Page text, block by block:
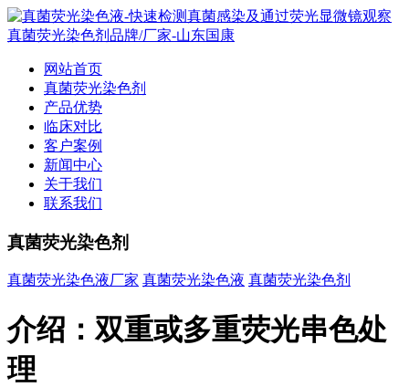
网站首页
真菌荧光染色剂
产品优势
临床对比
客户案例
新闻中心
关于我们
联系我们
真菌荧光染色剂
真菌荧光染色液厂家 真菌荧光染色液 真菌荧光染色剂
介绍：双重或多重荧光串色处
理